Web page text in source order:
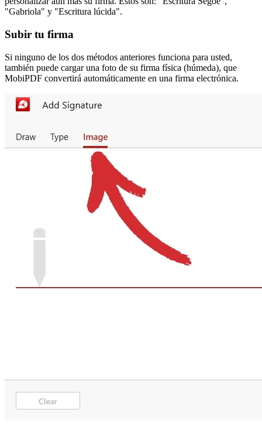
"Gabriola" y "Escritura lúcida".
Subir tu firma
Si ninguno de los dos métodos anteriores funciona para usted,
también puede cargar una foto de su firma física (húmeda), que
MobiPDF convertirá automáticamente en una firma electrónica.